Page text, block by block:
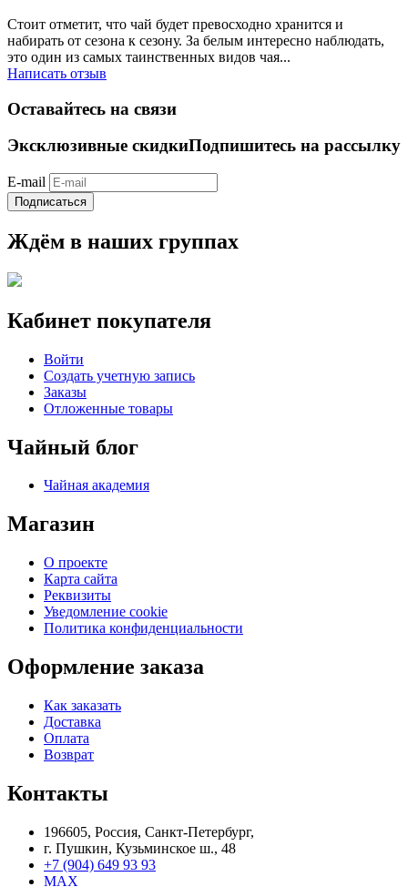
Стоит отметит, что чай будет превосходно хранится и
набирать от сезона к сезону. За белым интересно наблюдать,
это один из самых таинственных видов чая...
Написать отзыв
Оставайтесь на связи
Эксклюзивные скидкиПодпишитесь на рассылку
E-mail
Подписаться
Ждём в наших группах
Кабинет покупателя
Войти
Создать учетную запись
Заказы
Отложенные товары
Чайный блог
Чайная академия
Магазин
О проекте
Карта сайта
Реквизиты
Уведомление cookie
Политика конфиденциальности
Оформление заказа
Как заказать
Доставка
Оплата
Возврат
Контакты
196605, Россия, Санкт-Петербург,
г. Пушкин, Кузьминское ш., 48
+7 (904) 649 93 93
MAX